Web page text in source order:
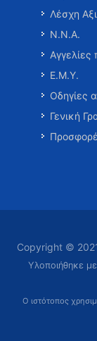
Λέσχη
Ν.Ν.Α.
Ε.Μ.Υ.
Οδηγίες
Γενική
Copyright ©
Υλοποιήθηκε
Ο ιστότοπος